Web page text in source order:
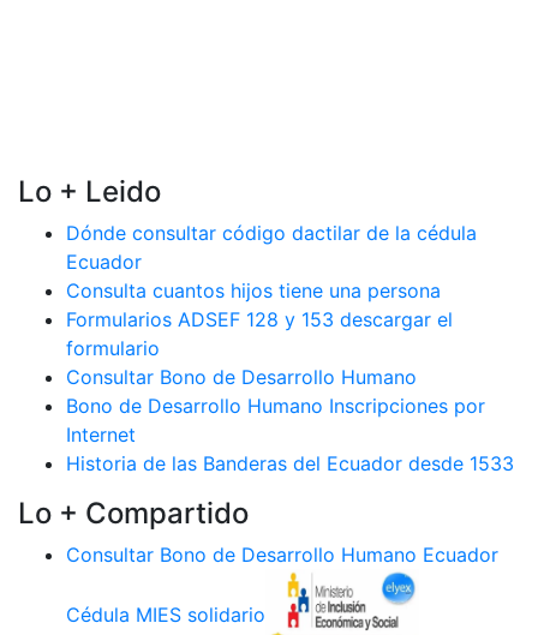
Lo + Leido
Dónde consultar código dactilar de la cédula
Ecuador
Consulta cuantos hijos tiene una persona
Formularios ADSEF 128 y 153 descargar el
formulario
Consultar Bono de Desarrollo Humano
Bono de Desarrollo Humano Inscripciones por
Internet
Historia de las Banderas del Ecuador desde 1533
Lo + Compartido
Consultar Bono de Desarrollo Humano Ecuador
Cédula MIES solidario